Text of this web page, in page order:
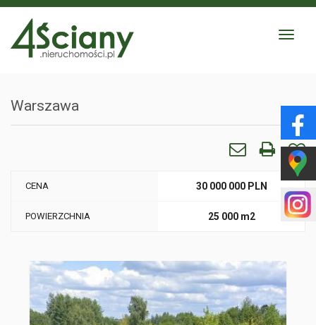
Toggle
Warszawa
CENA 30 000 000 PLN
POWIERZCHNIA 25 000 m2